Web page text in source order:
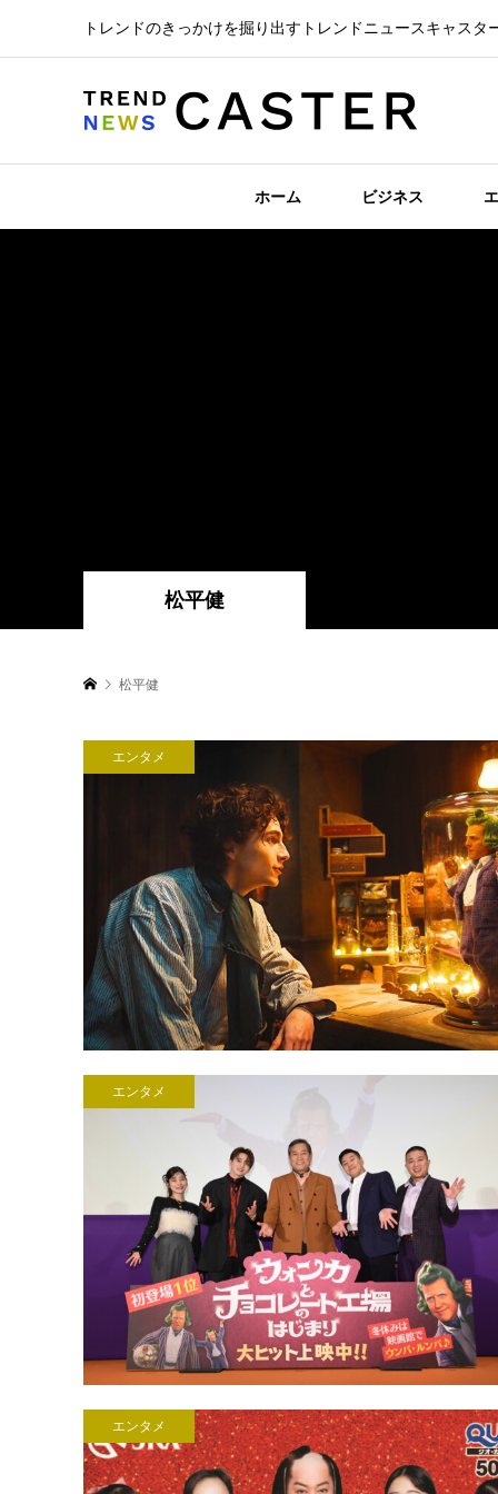
トレンドのきっかけを掘り出すトレンドニュースキャスタ
ホーム ビジネス
松平健
松平健
エンタメ
エンタメ
エンタメ